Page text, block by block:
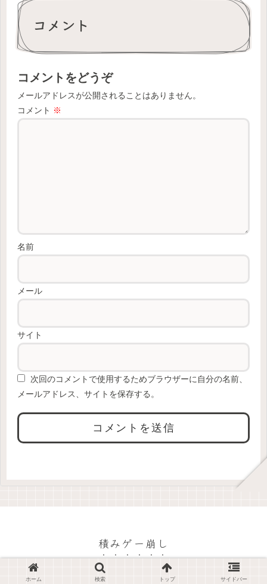
コメント
コメントをどうぞ
メールアドレスが公開されることはありません。
コメント ※
名前
メール
サイト
次回のコメントで使用するためブラウザーに自分の名前、
メールアドレス、サイトを保存する。
積みゲー崩し
© 2023 積みゲー崩し.
ホーム 検索 トップ サイドバー